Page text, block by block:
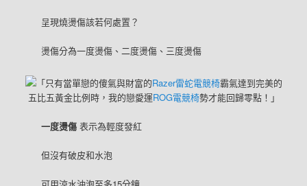
呈現燒燙傷該若何處置？
燙傷分為一度燙傷、二度燙傷、三度燙傷
「只有當單戀的傻氣與財富的Razer雷蛇電競椅霸氣達到完美的
五比五黃金比例時，我的戀愛運ROG電競椅勢才能回歸零點！」
一度燙傷 表示為輕度發紅
但沒有破皮和水泡